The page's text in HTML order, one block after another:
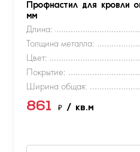
Профнастил для кровли
мм
Длина:
Толщина металла:
Цвет:
Покрытие:
Ширина общая:
861 ₽ / кв.м